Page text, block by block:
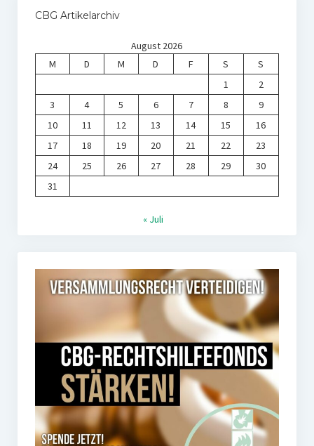
CBG Artikelarchiv
August 2026
M
D M D F S
S
1
2
3
4 5 6 7 8
9
10
11 12 13 14 15
16
17
18 19 20 21 22
23
24
25 26 27 28 29
30
31
« Juli